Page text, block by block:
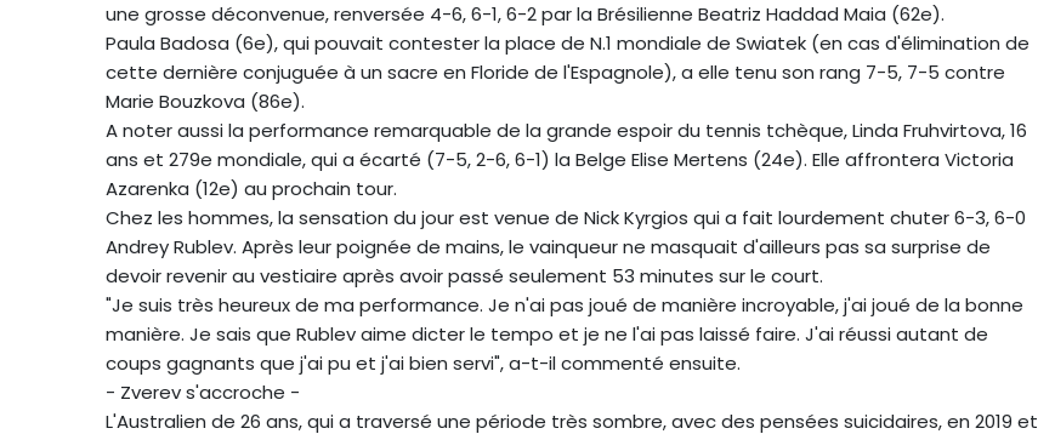
une grosse déconvenue, renversée 4-6, 6-1, 6-2 par la Brésilienne Beatriz Haddad Maia (62e).
Paula Badosa (6e), qui pouvait contester la place de N.1 mondiale de Swiatek (en cas d'élimination de
cette dernière conjuguée à un sacre en Floride de l'Espagnole), a elle tenu son rang 7-5, 7-5 contre
Marie Bouzkova (86e).
A noter aussi la performance remarquable de la grande espoir du tennis tchèque, Linda Fruhvirtova, 16
ans et 279e mondiale, qui a écarté (7-5, 2-6, 6-1) la Belge Elise Mertens (24e). Elle affrontera Victoria
Azarenka (12e) au prochain tour.
Chez les hommes, la sensation du jour est venue de Nick Kyrgios qui a fait lourdement chuter 6-3, 6-0
Andrey Rublev. Après leur poignée de mains, le vainqueur ne masquait d'ailleurs pas sa surprise de
devoir revenir au vestiaire après avoir passé seulement 53 minutes sur le court.
"Je suis très heureux de ma performance. Je n'ai pas joué de manière incroyable, j'ai joué de la bonne
manière. Je sais que Rublev aime dicter le tempo et je ne l'ai pas laissé faire. J'ai réussi autant de
coups gagnants que j'ai pu et j'ai bien servi", a-t-il commenté ensuite.
- Zverev s'accroche -
L'Australien de 26 ans, qui a traversé une période très sombre, avec des pensées suicidaires, en 2019 et